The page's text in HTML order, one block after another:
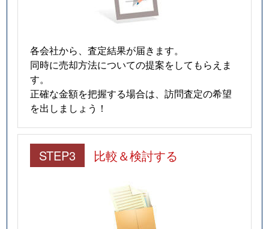
各会社から、査定結果が届きます。
同時に売却方法についての提案をしてもらえま
す。
正確な金額を把握する場合は、訪問査定の希望
を出しましょう！
STEP3 比較＆検討する